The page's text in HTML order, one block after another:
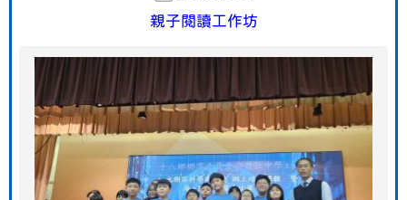
親子閱讀工作坊